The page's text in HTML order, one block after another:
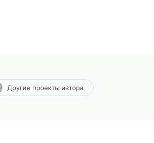
Другие проекты автора